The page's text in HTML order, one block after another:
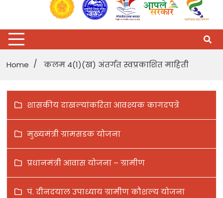
Home कलम 4(1)(ख) अंतर्गत स्वप्रकाशित माहिती
शासकीय दाखल्यांकरिता आवश्यक कागदपत्रे
मुख्यमंत्री ग्रामसडक योजना
प्रधानमंत्री आवास योजना – ग्रामीण
पं. दीनदयाल उपाध्याय ग्रामीण कौशल्य योजना